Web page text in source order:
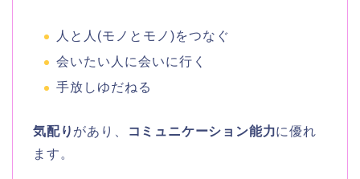
人と人(モノとモノ)をつなぐ
会いたい人に会いに行く
手放しゆだねる
気配り があり、 コミュニケーション能力に優れ
ます。